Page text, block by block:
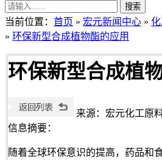
当前位置： 首页 » 宏元新闻中心 »
» 环保新型合成植物酯的应用
环保新型合成植
来源：宏元化工原
信息摘要：
随着全球环保意识的提高，药品和